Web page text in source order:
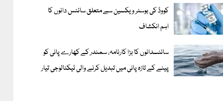
کووڈ کی بوسٹر ویکسین سے متعلق سائنس دانوں کا
اہم انکشاف
سائنسدانوں کا بڑا کارنامہ، سمندر کے کھارے پانی کو
پینے کے تازہ پانی میں تبدیل کرنے والی ٹیکنالوجی تیار